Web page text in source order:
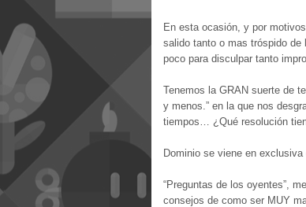
En esta ocasión, y por
salido tanto o mas tróspido
poco para disculpar tanto
Tenemos la GRAN suerte de
y menos.” en la que nos
tiempos… ¿Qué resolución
Dominio se viene en
“Preguntas de los oyentes”,
consejos de como ser MUY